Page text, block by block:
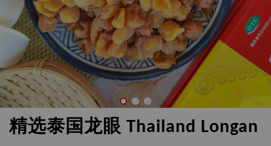
精选泰国龙眼 Thailand Longan